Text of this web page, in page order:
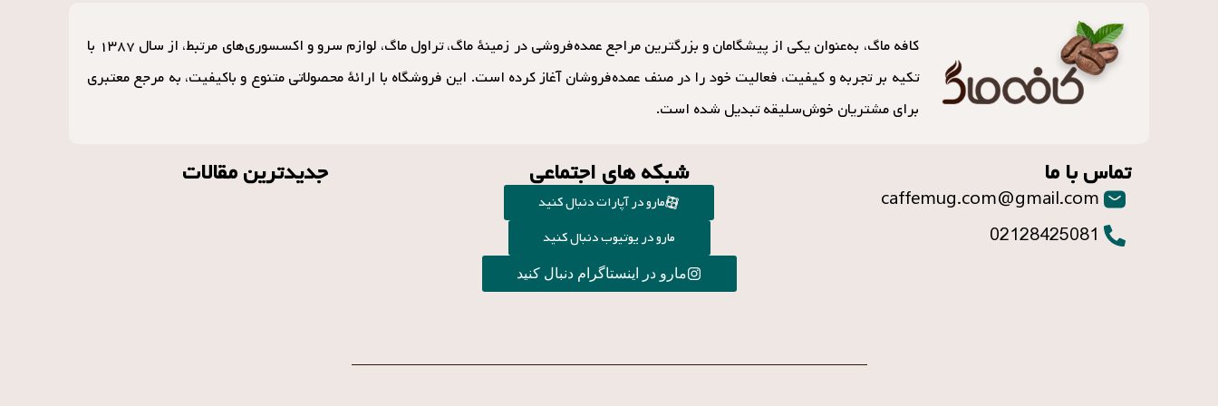
کافه ماگ، به‌عنوان یکی از پیشگامان و بزرگترین مراجع عمده‌فروشی در زمینهٔ ماگ، تراول ماگ، لوازم سرو و اکسسوری‌های مرتبط، از سال ۱۳۸۷ با
تکیه بر تجربه و کیفیت، فعالیت خود را در صنف عمده‌فروشان آغاز کرده است. این فروشگاه با ارائهٔ محصولاتی متنوع و باکیفیت، به مرجع معتبری
برای مشتریان خوش‌سلیقه تبدیل شده است.
تماس با ما
caffemug.com@gmail.com
02128425081
شبکه های اجتماعی
مارو در آپارات دنبال کنید
مارو در یوتیوب دنبال کنید
مارو در اینستاگرام دنبال کنید
جدیدترین مقالات